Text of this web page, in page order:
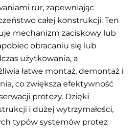
rur, zapewniając
całej konstrukcji. Ten
mechanizm zaciskowy lub
obracaniu się lub
użytkowania, a
łatwe montaż, demontaż i
co zwiększa efektywność
protezy. Dzięki
i dużej wytrzymałości,
typów systemów protez